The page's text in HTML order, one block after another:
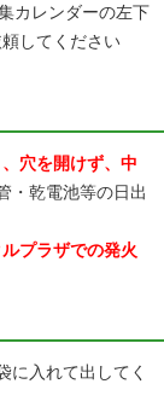
カレンダーの左下
してください
穴を開けず、中
・乾電池等の日出
プラザでの発火
に入れて出してく